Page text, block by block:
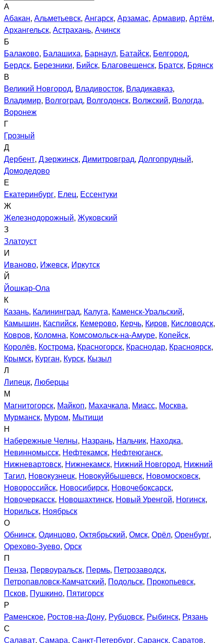
А
Абакан, Альметьевск, Ангарск, Арзамас, Армавир, Артём,
Архангельск, Астрахань, Ачинск
Б
Балаково, Балашиха, Барнаул, Батайск, Белгород,
Бердск, Березники, Бийск, Благовещенск, Братск, Брянск
В
Великий Новгород, Владивосток, Владикавказ,
Владимир, Волгоград, Волгодонск, Волжский, Вологда,
Воронеж
Г
Грозный
Д
Дербент, Дзержинск, Димитровград, Долгопрудный,
Домодедово
Е
Екатеринбург, Елец, Ессентуки
Ж
Железнодорожный, Жуковский
З
Златоуст
И
Иваново, Ижевск, Иркутск
Й
Йошкар-Ола
К
Казань, Калининград, Калуга, Каменск-Уральский,
Камышин, Каспийск, Кемерово, Керчь, Киров, Кисловодск,
Ковров, Коломна, Комсомольск-на-Амуре, Копейск,
Королёв, Кострома, Красногорск, Краснодар, Красноярск,
Крымск, Курган, Курск, Кызыл
Л
Липецк, Люберцы
М
Магнитогорск, Майкоп, Махачкала, Миасс, Москва,
Мурманск, Муром, Мытищи
Н
Набережные Челны, Назрань, Нальчик, Находка,
Невинномысск, Нефтекамск, Нефтеюганск,
Нижневартовск, Нижнекамск, Нижний Новгород, Нижний
Тагил, Новокузнецк, Новокуйбышевск, Новомосковск,
Новороссийск, Новосибирск, Новочебоксарск,
Новочеркасск, Новошахтинск, Новый Уренгой, Ногинск,
Норильск, Ноябрьск
О
Обнинск, Одинцово, Октябрьский, Омск, Орёл, Оренбург,
Орехово-Зуево, Орск
П
Пенза, Первоуральск, Пермь, Петрозаводск,
Петропавловск-Камчатский, Подольск, Прокопьевск,
Псков, Пушкино, Пятигорск
Р
Раменское, Ростов-на-Дону, Рубцовск, Рыбинск, Рязань
С
Салават, Самара, Санкт-Петербург, Саранск, Саратов,